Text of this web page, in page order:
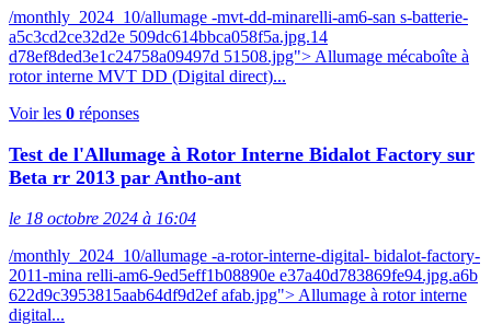
/monthly_2024_10/allumage -mvt-dd-minarelli-am6-san s-batterie-
a5c3cd2ce32d2e 509dc614bbca058f5a.jpg.14
d78ef8ded3e1c24758a09497d 51508.jpg"> Allumage mécaboîte à
rotor interne MVT DD (Digital direct)...
Voir les 0 réponses
Test de l'Allumage à Rotor Interne Bidalot Factory sur
Beta rr 2013 par Antho-ant
le 18 octobre 2024 à 16:04
/monthly_2024_10/allumage -a-rotor-interne-digital- bidalot-factory-
2011-mina relli-am6-9ed5eff1b08890e e37a40d783869fe94.jpg.a6b
622d9c3953815aab64df9d2ef afab.jpg"> Allumage à rotor interne
digital...